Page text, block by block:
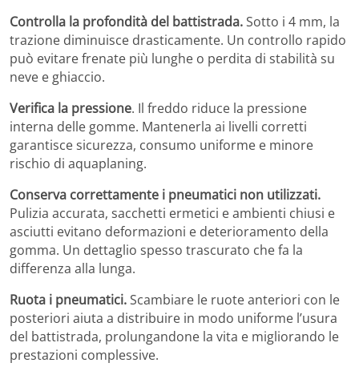
Controlla la profondità del battistrada.Sotto i 4 mm, la
trazione diminuisce drasticamente. Un controllo rapido
può evitare frenate più lunghe o perdita di stabilità su
neve e ghiaccio.
Verifica la pressione. Il freddo riduce la pressione
interna delle gomme. Mantenerla ai livelli corretti
garantisce sicurezza, consumo uniforme e minore
rischio di aquaplaning.
Conserva correttamente i pneumatici non utilizzati.
Pulizia accurata, sacchetti ermetici e ambienti chiusi e
asciutti evitano deformazioni e deterioramento della
gomma. Un dettaglio spesso trascurato che fa la
differenza alla lunga.
Ruota i pneumatici.Scambiare le ruote anteriori con le
posteriori aiuta a distribuire in modo uniforme l’usura
del battistrada, prolungandone la vita e migliorando le
prestazioni complessive.